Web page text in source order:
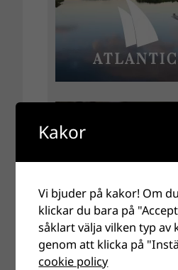
Kakor
Vi bjuder på kakor! Om
klickar du bara på
såklart välja vilken typ av
genom att klicka på
cookie policy